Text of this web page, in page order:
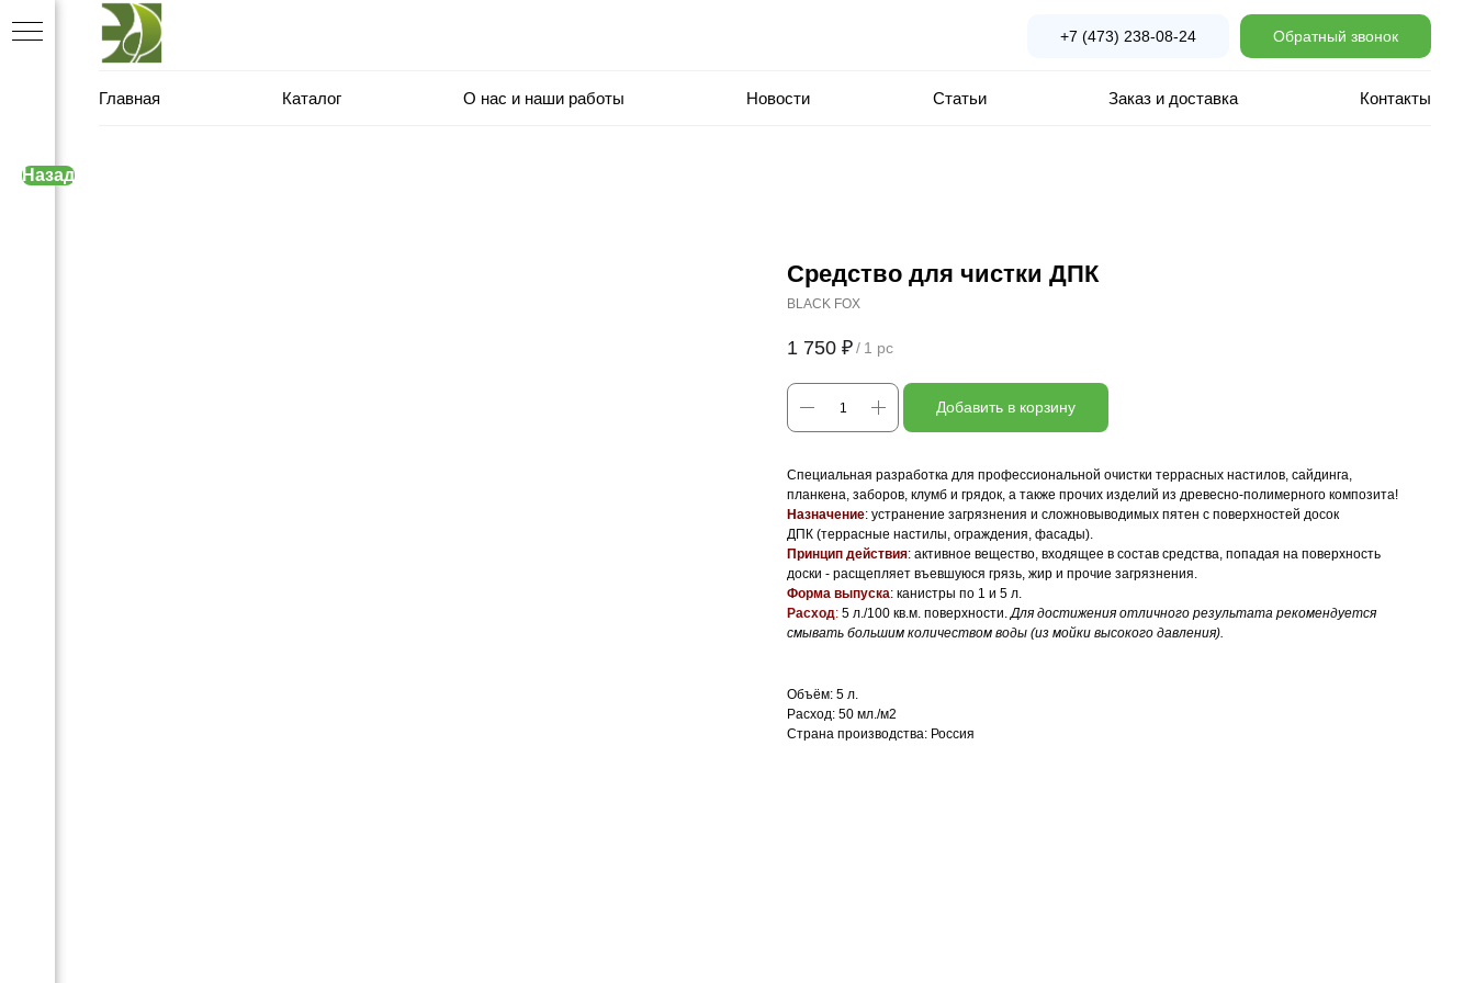
+7 (473) 238-08-24 Обратный звонок
Главная Каталог О нас и наши работы Новости Статьи Заказ и доставка Контакты
Назад
Средство для чистки ДПК
BLACK FOX
1 750 ₽/ 1 pc
Добавить в корзину
Специальная разработка для профессиональной очистки террасных настилов, сайдинга,
планкена, заборов, клумб и грядок, а также прочих изделий из древесно-полимерного композита!
Назначение: устранение загрязнения и сложновыводимых пятен с поверхностей досок
ДПК (террасные настилы, ограждения, фасады).
Принцип действия: активное вещество, входящее в состав средства, попадая на поверхность
доски - расщепляет въевшуюся грязь, жир и прочие загрязнения.
Форма выпуска: канистры по 1 и 5 л.
Расход: 5 л./100 кв.м. поверхности.Для достижения отличного результата рекомендуется
смывать большим количеством воды (из мойки высокого давления).
Объём: 5 л.
Расход: 50 мл./м2
Страна производства: Россия